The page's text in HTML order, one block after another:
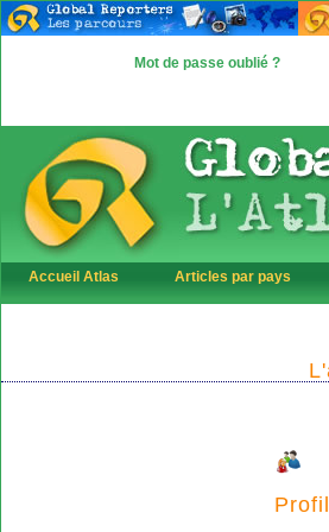
Mot de passe oublié ?
Accueil Atlas Articles par pays
Profil